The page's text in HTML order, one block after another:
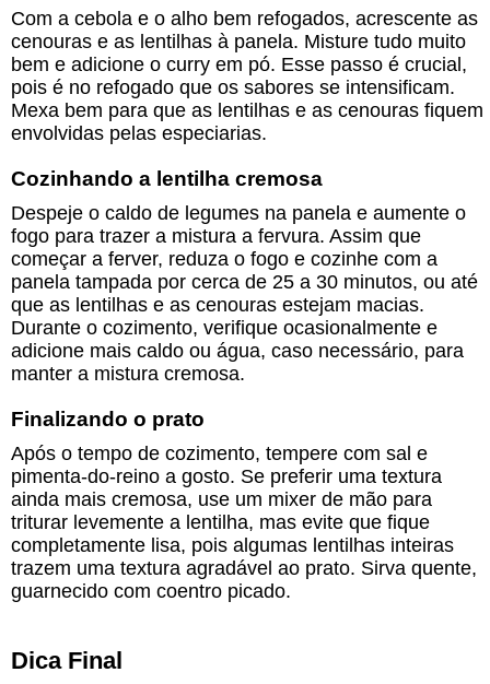
Com a cebola e o alho bem refogados, acrescente as
cenouras e as lentilhas à panela. Misture tudo muito
bem e adicione o curry em pó. Esse passo é crucial,
pois é no refogado que os sabores se intensificam.
Mexa bem para que as lentilhas e as cenouras fiquem
envolvidas pelas especiarias.
Cozinhando a lentilha cremosa
Despeje o caldo de legumes na panela e aumente o
fogo para trazer a mistura a fervura. Assim que
começar a ferver, reduza o fogo e cozinhe com a
panela tampada por cerca de 25 a 30 minutos, ou até
que as lentilhas e as cenouras estejam macias.
Durante o cozimento, verifique ocasionalmente e
adicione mais caldo ou água, caso necessário, para
manter a mistura cremosa.
Finalizando o prato
Após o tempo de cozimento, tempere com sal e
pimenta-do-reino a gosto. Se preferir uma textura
ainda mais cremosa, use um mixer de mão para
triturar levemente a lentilha, mas evite que fique
completamente lisa, pois algumas lentilhas inteiras
trazem uma textura agradável ao prato. Sirva quente,
guarnecido com coentro picado.
Dica Final